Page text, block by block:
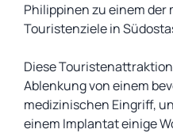
Philippinen zu einem
Touristenziele in
Diese
Ablenkung von einem
medizinischen Eingriff,
einem Implantat einige